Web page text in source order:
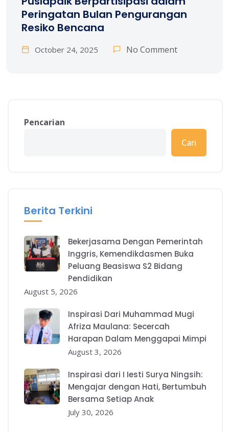
Peringatan Bulan Pengurangan
Resiko Bencana
October 24, 2025 No Comment
Pencarian
Cari
Berita Terkini
Bekerjasama Dengan Pemerintah
Inggris, Kemendikdasmen Buka
Peluang Beasiswa S2 Bidang
Pendidikan
August 5, 2026
Inspirasi Dari Muhammad Mugi
Afriza Maulana: Secercah
Harapan Dalam Menggapai Mimpi
August 3, 2026
Inspirasi dari I Iesti Surya Ningsih:
Mengajar dengan Hati, Bertumbuh
Bersama Setiap Anak
July 30, 2026